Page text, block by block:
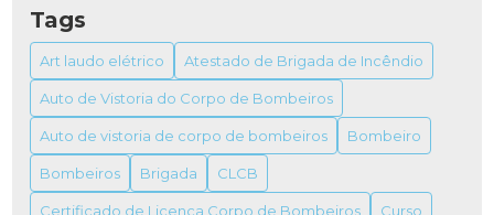
PRECISA SABER
ALVARÁ DO BOMBEIRO: COMO OBTER E SUA
IMPORTÂNCIA
ALVARÁ DO BOMBEIRO: TUDO O QUE VOCÊ
PRECISA SABER PARA OBTER O SEU
ALVARÁ FUNCIONAMENTO VIGILÂNCIA
Tags
Art laudo elétrico Atestado de Brigada de Incêndio
Auto de Vistoria do Corpo de Bombeiros
Auto de vistoria de corpo de bombeiros Bombeiro
Bombeiros Brigada CLCB
Certificado de Licença Corpo de Bombeiros Curso